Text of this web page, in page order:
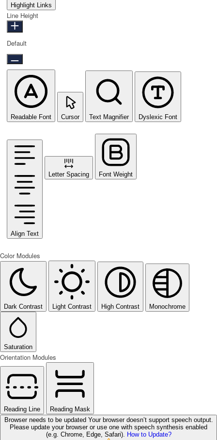
Highlight Links
Line Height
Default
Readable Font Cursor Text Magnifier Dyslexic Font
Align Text
Letter Spacing Font Weight
Color Modules
Dark Contrast Light Contrast High Contrast Monochrome
Saturation
Orientation Modules
Reading Line
Reading Mask
Browser needs to be updated Your browser doesn’t support speech output.
Please update your browser or use one with speech synthesis enabled
(e.g. Chrome, Edge, Safari).
How to Update?